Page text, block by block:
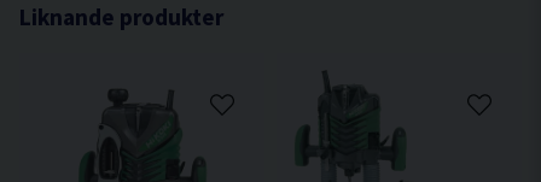
Liknande produkter